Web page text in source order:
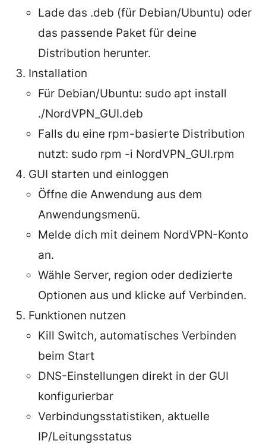
Lade das .deb (für Debian/Ubuntu) oder
das passende Paket für deine
Distribution herunter.
Installation
Für Debian/Ubuntu: sudo apt install
./NordVPN_GUI.deb
Falls du eine rpm-basierte Distribution
nutzt: sudo rpm -i NordVPN_GUI.rpm
GUI starten und einloggen
Öffne die Anwendung aus dem
Anwendungsmenü.
Melde dich mit deinem NordVPN-Konto
an.
Wähle Server, region oder dedizierte
Optionen aus und klicke auf Verbinden.
Funktionen nutzen
Kill Switch, automatisches Verbinden
beim Start
DNS-Einstellungen direkt in der GUI
konfigurierbar
Verbindungsstatistiken, aktuelle
IP/Leitungsstatus